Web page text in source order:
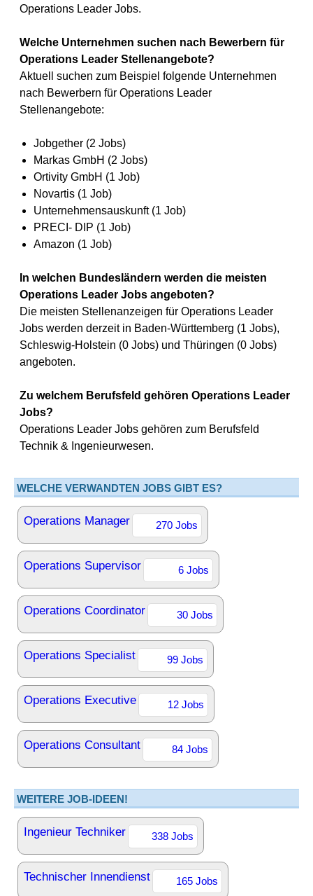
Operations Leader Jobs.
Welche Unternehmen suchen nach Bewerbern für
Operations Leader Stellenangebote?
Aktuell suchen zum Beispiel folgende Unternehmen
nach Bewerbern für Operations Leader
Stellenangebote:
Jobgether (2 Jobs)
Markas GmbH (2 Jobs)
Ortivity GmbH (1 Job)
Novartis (1 Job)
Unternehmensauskunft (1 Job)
PRECI- DIP (1 Job)
Amazon (1 Job)
In welchen Bundesländern werden die meisten
Operations Leader Jobs angeboten?
Die meisten Stellenanzeigen für Operations Leader
Jobs werden derzeit in Baden-Württemberg (1 Jobs),
Schleswig-Holstein (0 Jobs) und Thüringen (0 Jobs)
angeboten.
Zu welchem Berufsfeld gehören Operations Leader
Jobs?
Operations Leader Jobs gehören zum Berufsfeld
Technik & Ingenieurwesen.
WELCHE VERWANDTEN JOBS GIBT ES?
Operations Manager 270 Jobs
Operations Supervisor 6 Jobs
Operations Coordinator 30 Jobs
Operations Specialist 99 Jobs
Operations Executive 12 Jobs
Operations Consultant 84 Jobs
WEITERE JOB-IDEEN!
Ingenieur Techniker 338 Jobs
Technischer Innendienst 165 Jobs